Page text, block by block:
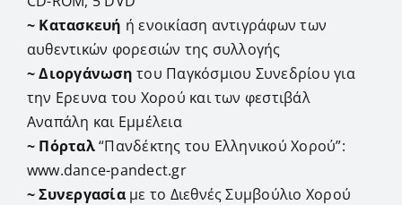
~ Κατασκευή ή ενοικίαση αντιγράφων των
αυθεντικών φορεσιών της συλλογής
~ Διοργάνωση του Παγκόσμιου Συνεδρίου για
την Ερευνα του Χορού και των φεστιβάλ
Αναπάλη και Εμμέλεια
~ Πόρταλ“Πανδέκτης του Ελληνικού Χορού”:
www.dance-pandect.gr
~ Συνεργασίαμε το Διεθνές Συμβούλιο Χορού